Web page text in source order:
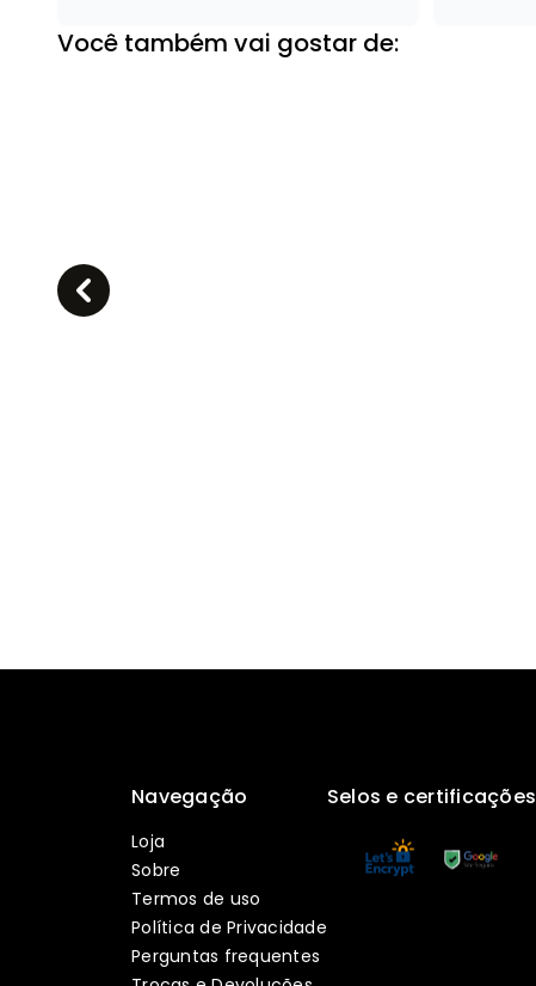
Você também vai gostar de:
Navegação
Loja
Sobre
Termos de uso
Política de Privacidade
Perguntas frequentes
Selos e certificações